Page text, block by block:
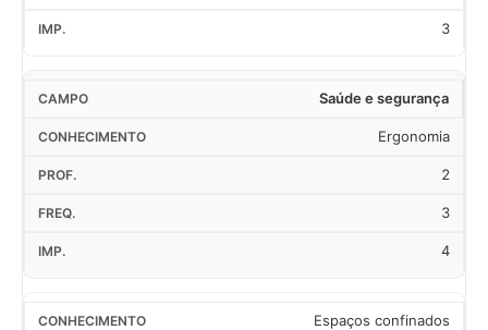
3
Saúde e segurança
Ergonomia
2
3
4
Espaços confinados